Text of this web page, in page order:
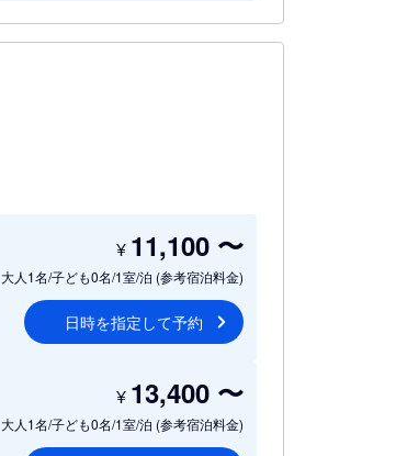
大人1名/子ども0名/1室/泊 (参考宿泊料金)
¥ 11,100 〜
日時を指定して予約
大人1名/子ども0名/1室/泊 (参考宿泊料金)
¥ 13,400 〜